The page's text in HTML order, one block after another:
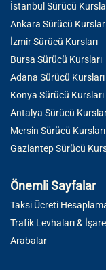
İstanbul Sürücü
Ankara Sürücü
İzmir Sürücü Kursları
Bursa Sürücü Kursları
Adana Sürücü Kursları
Konya Sürücü Kursları
Antalya Sürücü
Mersin Sürücü Kursları
Gaziantep Sürücü
Önemli Sayfalar
Taksi Ücreti
Trafik Levhaları &
Arabalar